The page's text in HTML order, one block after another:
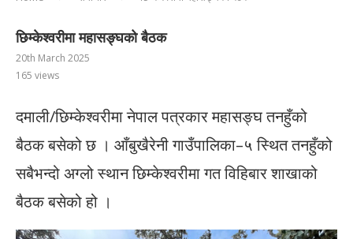
छिम्केश्वरीमा महासङ्घको बैठक
20th March 2025
165 views
दमाली/छिम्केश्वरीमा नेपाल पत्रकार महासङ्घ तनहुँको
बैठक बसेको छ । आँबुखैरेनी गाउँपालिका–५ स्थित तनहुँको
सबैभन्दो अग्लो स्थान छिम्केश्वरीमा गत विहिबार शाखाको
बैठक बसेको हो ।